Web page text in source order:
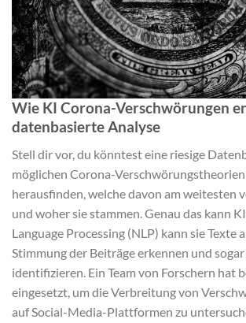
Wie KI Corona-Verschwörungen
datenbasierte Analyse
Stell dir vor, du könntest eine riesige
möglichen Corona-
herausfinden, welche davon am weitesten
und woher sie stammen. Genau das kann
Language Processing (NLP) kann sie Texte
Stimmung der Beiträge erkennen und
identifizieren. Ein Team von Forschern hat
eingesetzt, um die Verbreitung von
auf Social-Media-Plattformen zu